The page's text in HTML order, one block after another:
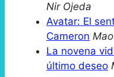
Nir Ojeda
Avatar: El
Cameron
La novena
último deseo